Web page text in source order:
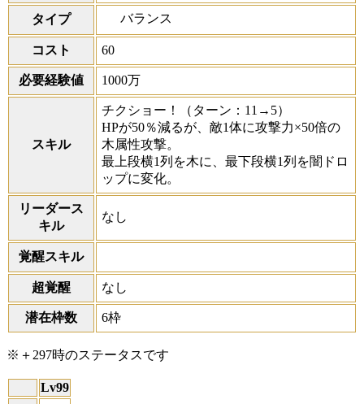
タイプ バランス
コスト 60
必要経験値 1000万
スキル
チクショー！
（ターン：11→5）
HPが50％減るが、敵1体に攻撃力×50倍の
木属性攻撃。
最上段横1列を木に、最下段横1列を闇ドロ
ップに変化。
リーダース
キル
なし
覚醒スキル
超覚醒 なし
潜在枠数 6枠
※＋297時のステータスです
Lv99